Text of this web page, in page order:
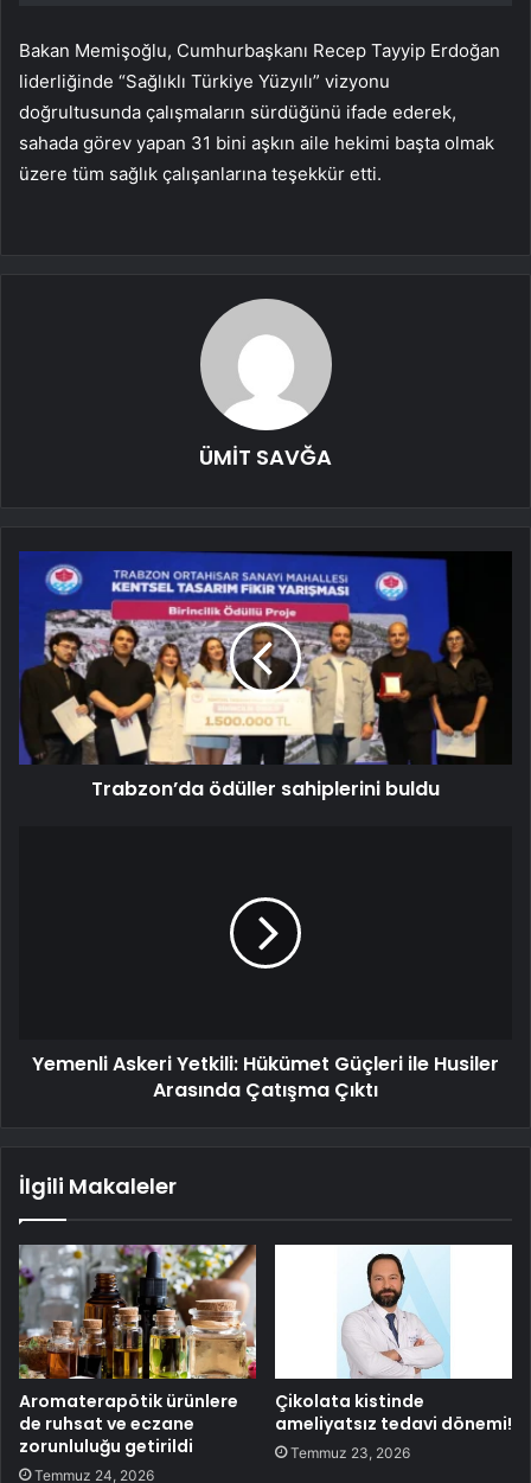
Bakan Memişoğlu, Cumhurbaşkanı Recep Tayyip Erdoğan
liderliğinde “Sağlıklı Türkiye Yüzyılı” vizyonu
doğrultusunda çalışmaların sürdüğünü ifade ederek,
sahada görev yapan 31 bini aşkın aile hekimi başta olmak
üzere tüm sağlık çalışanlarına teşekkür etti.
ÜMİT SAVĞA
Trabzon’da ödüller sahiplerini buldu
Yemenli Askeri Yetkili: Hükümet Güçleri ile Husiler
Arasında Çatışma Çıktı
İlgili Makaleler
Aromaterapötik ürünlere
de ruhsat ve eczane
zorunluluğu getirildi
Temmuz 24, 2026
Çikolata kistinde
ameliyatsız tedavi dönemi!
Temmuz 23, 2026